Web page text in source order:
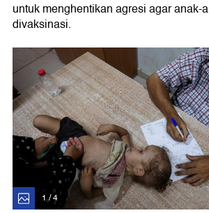
untuk menghentikan agresi agar anak-
divaksinasi.
1 / 4